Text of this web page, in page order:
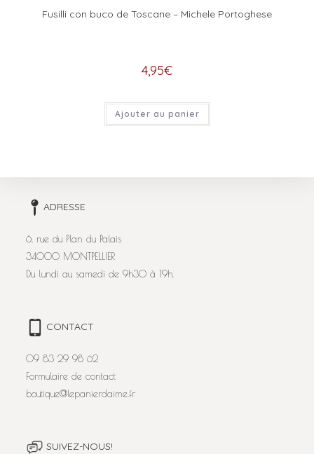
Fusilli con buco de Toscane – Michele Portoghese
4,95€
Ajouter au panier
ADRESSE
6, rue du Plan du Palais
34000 MONTPELLIER
Du lundi au samedi de 9h30 à 19h.
CONTACT
09 83 29 98 62
Formulaire de contact
boutique@lepanierdaime.fr
SUIVEZ-NOUS!